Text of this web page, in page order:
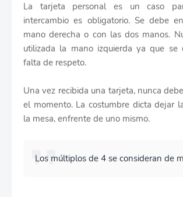
La tarjeta personal es un caso
intercambio es obligatorio. Se debe
mano derecha o con las dos manos.
utilizada la mano izquierda ya que se
falta de respeto.
Una vez recibida una tarjeta, nunca
el momento. La costumbre dicta dejar
la mesa, enfrente de uno mismo.
Los múltiplos de 4 se consideran de